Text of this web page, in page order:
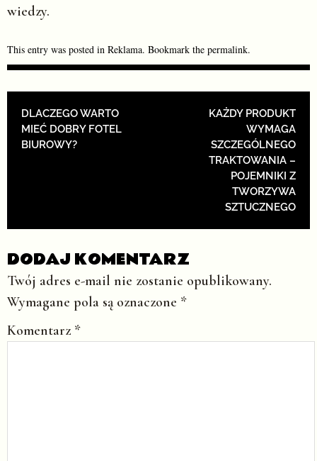
wiedzy.
This entry was posted in Reklama. Bookmark the permalink.
POST NAVIGATION
DLACZEGO WARTO
MIEĆ DOBRY FOTEL
BIUROWY?
KAŻDY PRODUKT
WYMAGA
SZCZEGÓLNEGO
TRAKTOWANIA –
POJEMNIKI Z
TWORZYWA
SZTUCZNEGO
DODAJ KOMENTARZ
Twój adres e-mail nie zostanie opublikowany.
Wymagane pola są oznaczone *
Komentarz *